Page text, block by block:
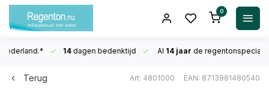
0
14dagen bedenktijd Al 14 jaar de
Terug Art: 4801000 EAN: 8713981480540